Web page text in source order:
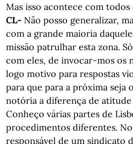
Mas isso acontece com todos
CL- Não posso generalizar,
com a grande maioria
missão patrulhar esta zona.
com eles, de invocar-mos os
logo motivo para respostas
para que para a próxima seja
notória a diferença de atitude
Conheço várias partes de
procedimentos diferentes.
responsável de um sindicato